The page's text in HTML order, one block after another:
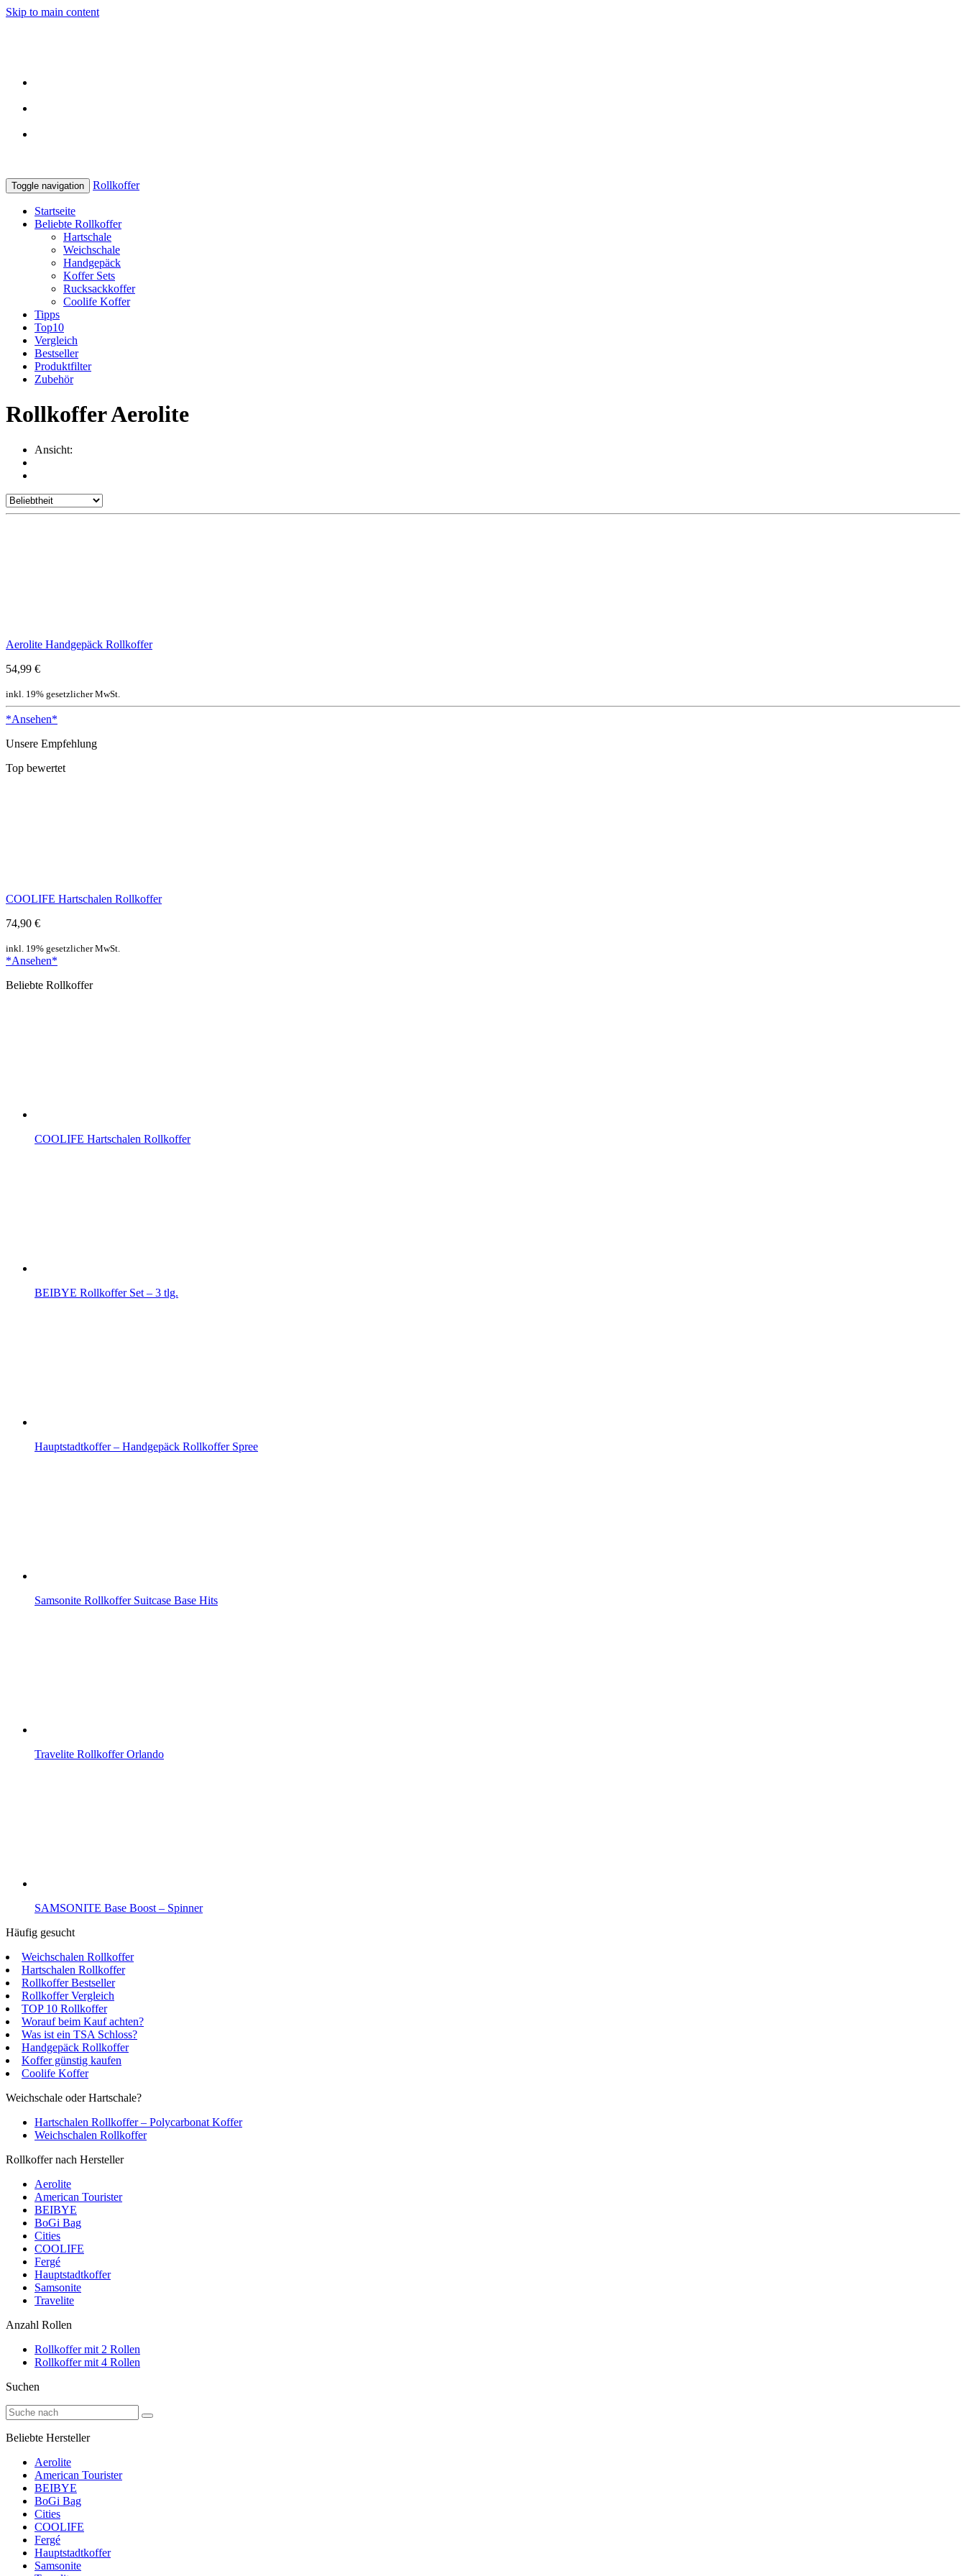
Skip to main content
Toggle navigation Rollkoffer
Startseite
Beliebte Rollkoffer
Hartschale
Weichschale
Handgepäck
Koffer Sets
Rucksackkoffer
Coolife Koffer
Tipps
Top10
Vergleich
Bestseller
Produktfilter
Zubehör
Rollkoffer Aerolite
Ansicht:
Aerolite Handgepäck Rollkoffer
54,99 €
inkl. 19% gesetzlicher MwSt.
*Ansehen*
Unsere Empfehlung
Top bewertet
COOLIFE Hartschalen Rollkoffer
74,90 €
inkl. 19% gesetzlicher MwSt.
*Ansehen*
Beliebte Rollkoffer
COOLIFE Hartschalen Rollkoffer
BEIBYE Rollkoffer Set – 3 tlg.
Hauptstadtkoffer – Handgepäck Rollkoffer Spree
Samsonite Rollkoffer Suitcase Base Hits
Travelite Rollkoffer Orlando
SAMSONITE Base Boost – Spinner
Häufig gesucht
Weichschalen Rollkoffer
Hartschalen Rollkoffer
Rollkoffer Bestseller
Rollkoffer Vergleich
TOP 10 Rollkoffer
Worauf beim Kauf achten?
Was ist ein TSA Schloss?
Handgepäck Rollkoffer
Koffer günstig kaufen
Coolife Koffer
Weichschale oder Hartschale?
Hartschalen Rollkoffer – Polycarbonat Koffer
Weichschalen Rollkoffer
Rollkoffer nach Hersteller
Aerolite
American Tourister
BEIBYE
BoGi Bag
Cities
COOLIFE
Fergé
Hauptstadtkoffer
Samsonite
Travelite
Anzahl Rollen
Rollkoffer mit 2 Rollen
Rollkoffer mit 4 Rollen
Suchen
Beliebte Hersteller
Aerolite
American Tourister
BEIBYE
BoGi Bag
Cities
COOLIFE
Fergé
Hauptstadtkoffer
Samsonite